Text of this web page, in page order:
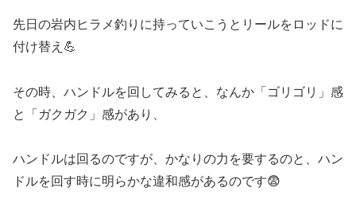
先日の岩内ヒラメ釣りに持っていこうとリールをロッドに
付け替え💪
その時、ハンドルを回してみると、なんか「ゴリゴリ」感
と「ガクガク」感があり、
ハンドルは回るのですが、かなりの力を要するのと、ハン
ドルを回す時に明らかな違和感があるのです😨